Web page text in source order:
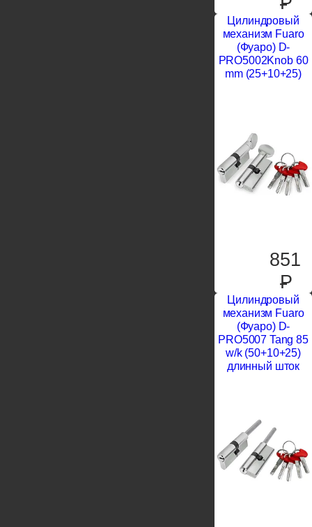
Цилиндровый
механизм Fuaro
(Фуаро) D-
PRO5002Knob 60
mm (25+10+25)
851
P
Цилиндровый
механизм Fuaro
(Фуаро) D-
PRO5007 Tang 85
w/k (50+10+25)
длинный шток